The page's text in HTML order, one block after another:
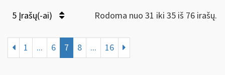
5 Įrašų(-ai) Rodoma nuo 31 iki 35 iš 76 irašų.
1 ... 6 7 8 ... 16